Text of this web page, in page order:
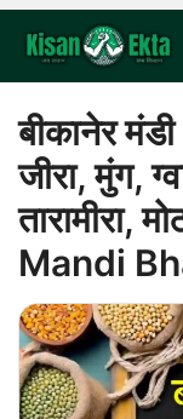
content
बीकानेर
जीरा, मुंग,
तारामीरा,
Mandi